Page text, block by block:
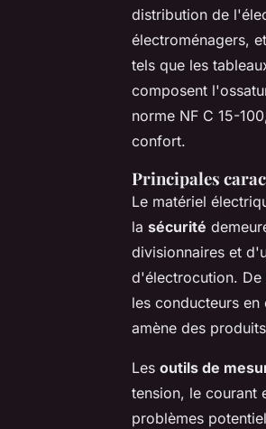
distribution de
électroménagers,
tels que les
composent
norme NF C 15-
confort.
Principales
Le matériel
la sécurité
divisionnaires et
d'électrocution. De
les conducteurs
amène des
Les outils de
tension, le courant
problèmes